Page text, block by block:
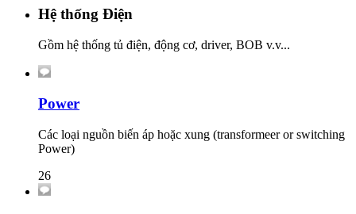
Hệ thống Điện
Gồm hệ thống tủ điện, động cơ, driver, BOB v.v...
Power
Các loại nguồn biến áp hoặc xung (transformeer or switching
Power)
26